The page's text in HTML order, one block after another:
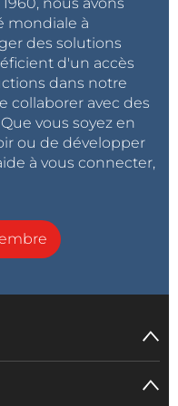
être le principe d'un
wireless_power/use
données sans
appareils mobiles
sans fil et
! Une information
nous avons
mondiale à
des solutions
d'un accès
dans notre
collaborer avec des
vous soyez en
ou de développer
à vous connecter,